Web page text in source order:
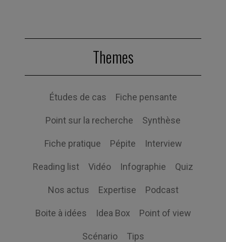
Themes
Études de cas Fiche pensante
Point sur la recherche Synthèse
Fiche pratique Pépite Interview
Reading list Vidéo Infographie Quiz
Nos actus Expertise Podcast
Boite à idées Idea Box Point of view
Scénario Tips